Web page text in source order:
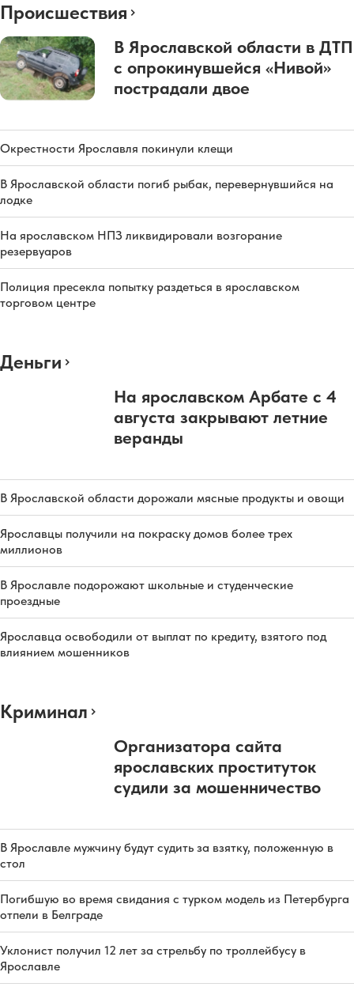
Происшествия
В Ярославской области в ДТП
с опрокинувшейся «Нивой»
пострадали двое
Окрестности Ярославля покинули клещи
В Ярославской области погиб рыбак, перевернувшийся на
лодке
На ярославском НПЗ ликвидировали возгорание
резервуаров
Полиция пресекла попытку раздеться в ярославском
торговом центре
Деньги
На ярославском Арбате с 4
августа закрывают летние
веранды
В Ярославской области дорожали мясные продукты и овощи
Ярославцы получили на покраску домов более трех
миллионов
В Ярославле подорожают школьные и студенческие
проездные
Ярославца освободили от выплат по кредиту, взятого под
влиянием мошенников
Криминал
Организатора сайта
ярославских проституток
судили за мошенничество
В Ярославле мужчину будут судить за взятку, положенную в
стол
Погибшую во время свидания с турком модель из Петербурга
отпели в Белграде
Уклонист получил 12 лет за стрельбу по троллейбусу в
Ярославле